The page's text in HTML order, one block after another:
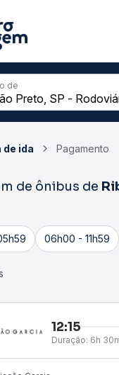
de
de ida Pagamento
de ônibus de
06h00 - 11h59
12:15
Duração: 6h